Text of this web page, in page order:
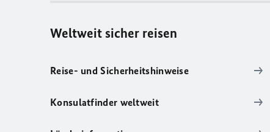
Weltweit sicher reisen
Reise- und Sicherheitshinweise
Konsulatfinder weltweit